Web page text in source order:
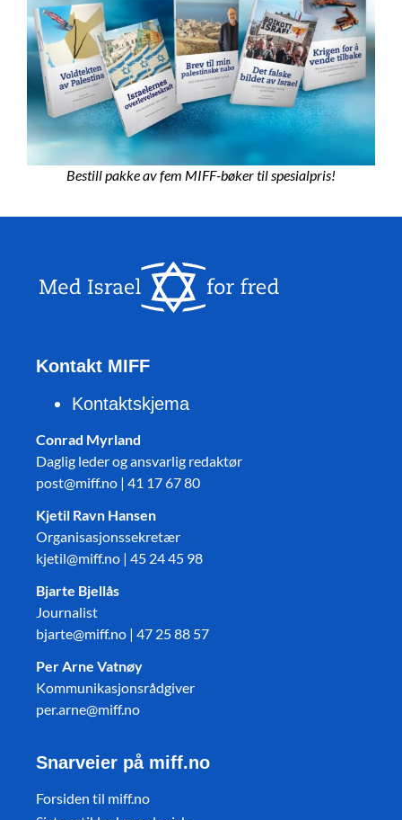
Bestill pakke av fem MIFF-bøker til spesialpris!
Kontakt MIFF
Kontaktskjema
Conrad Myrland
Daglig leder og ansvarlig redaktør
post@miff.no | 41 17 67 80
Kjetil Ravn Hansen
Organisasjonssekretær
kjetil@miff.no | 45 24 45 98
Bjarte Bjellås
Journalist
bjarte@miff.no | 47 25 88 57
Per Arne Vatnøy
Kommunikasjonsrådgiver
per.arne@miff.no
Snarveier på miff.no
Forsiden til miff.no